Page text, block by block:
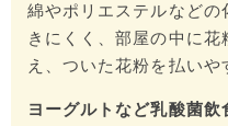
綿やポリエステルなどの
きにくく、部屋の中に花
え、ついた花粉を払いや
ヨーグルトなど乳酸菌飲